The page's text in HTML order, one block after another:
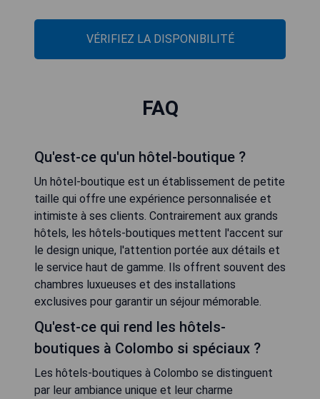
VÉRIFIEZ LA DISPONIBILITÉ
FAQ
Qu'est-ce qu'un hôtel-boutique ?
Un hôtel-boutique est un établissement de petite
taille qui offre une expérience personnalisée et
intimiste à ses clients. Contrairement aux grands
hôtels, les hôtels-boutiques mettent l'accent sur
le design unique, l'attention portée aux détails et
le service haut de gamme. Ils offrent souvent des
chambres luxueuses et des installations
exclusives pour garantir un séjour mémorable.
Qu'est-ce qui rend les hôtels-
boutiques à Colombo si spéciaux ?
Les hôtels-boutiques à Colombo se distinguent
par leur ambiance unique et leur charme